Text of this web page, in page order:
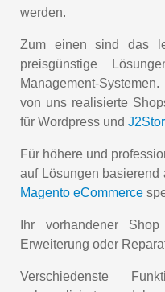
werden.
Zum einen sind das
preisgünstige
Management-
von uns realisierte
für Wordpress und
Für höhere und
auf Lösungen basierend
Magento eCommerce
Ihr vorhandener
Erweiterung oder
Verschiedenste